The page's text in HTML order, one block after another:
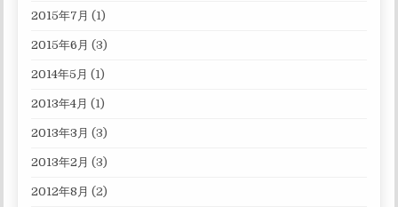
2015年7月 (1)
2015年6月 (3)
2014年5月 (1)
2013年4月 (1)
2013年3月 (3)
2013年2月 (3)
2012年8月 (2)